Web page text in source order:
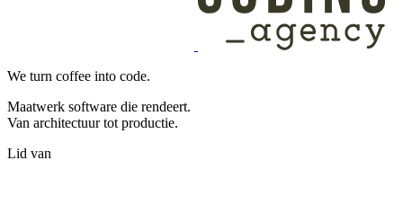
We turn coffee into code.
Maatwerk software die rendeert.
Van architectuur tot productie.
Lid van